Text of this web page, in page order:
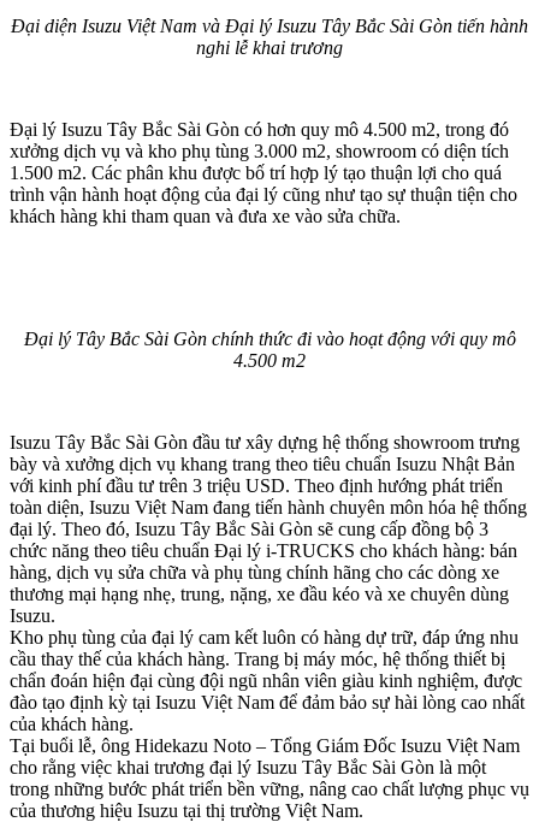
Đại diện Isuzu Việt Nam và Đại lý Isuzu Tây Bắc Sài Gòn tiến hành
nghi lễ khai trương
Đại lý Isuzu Tây Bắc Sài Gòn có hơn quy mô 4.500 m2, trong đó
xưởng dịch vụ và kho phụ tùng 3.000 m2, showroom có diện tích
1.500 m2. Các phân khu được bố trí hợp lý tạo thuận lợi cho quá
trình vận hành hoạt động của đại lý cũng như tạo sự thuận tiện cho
khách hàng khi tham quan và đưa xe vào sửa chữa.
Đại lý Tây Bắc Sài Gòn chính thức đi vào hoạt động với quy mô
4.500 m2
Isuzu Tây Bắc Sài Gòn đầu tư xây dựng hệ thống showroom trưng
bày và xưởng dịch vụ khang trang theo tiêu chuẩn Isuzu Nhật Bản
với kinh phí đầu tư trên 3 triệu USD. Theo định hướng phát triển
toàn diện, Isuzu Việt Nam đang tiến hành chuyên môn hóa hệ thống
đại lý. Theo đó, Isuzu Tây Bắc Sài Gòn sẽ cung cấp đồng bộ 3
chức năng theo tiêu chuẩn Đại lý i-TRUCKS cho khách hàng: bán
hàng, dịch vụ sửa chữa và phụ tùng chính hãng cho các dòng xe
thương mại hạng nhẹ, trung, nặng, xe đầu kéo và xe chuyên dùng
Isuzu.
Kho phụ tùng của đại lý cam kết luôn có hàng dự trữ, đáp ứng nhu
cầu thay thế của khách hàng. Trang bị máy móc, hệ thống thiết bị
chẩn đoán hiện đại cùng đội ngũ nhân viên giàu kinh nghiệm, được
đào tạo định kỳ tại Isuzu Việt Nam để đảm bảo sự hài lòng cao nhất
của khách hàng.
Tại buổi lễ, ông Hidekazu Noto – Tổng Giám Đốc Isuzu Việt Nam
cho rằng việc khai trương đại lý Isuzu Tây Bắc Sài Gòn là một
trong những bước phát triển bền vững, nâng cao chất lượng phục vụ
của thương hiệu Isuzu tại thị trường Việt Nam.